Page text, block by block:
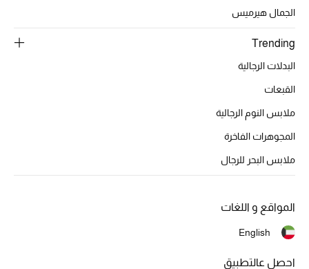
الموسم الجديد
أحذية النسائية
تشكيلة الأحذية
أبرز المصممين
الجمال هيرميس
Trending
البدلات الرجالية
القبعات
ملابس النوم الرجالية
المجوهرات الفاخرة
ملابس البحر للرجال
المواقع و اللغات
English
احصل عالتطبيق